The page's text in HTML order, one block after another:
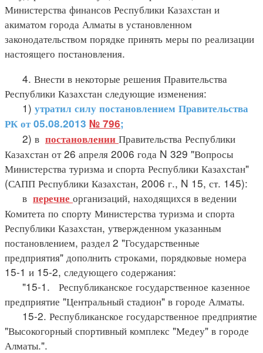
Министерства финансов Республики Казахстан и
акиматом города Алматы в установленном
законодательством порядке принять меры по реализации
настоящего постановления.
4. Внести в некоторые решения Правительства
Республики Казахстан следующие изменения:
1) утратил силу постановлением Правительства
РК от 05.08.2013 № 796;
2) в постановлении Правительства Республики
Казахстан от 26 апреля 2006 года N 329 "Вопросы
Министерства туризма и спорта Республики Казахстан"
(САПП Республики Казахстан, 2006 г., N 15, ст. 145):
в перечне организаций, находящихся в ведении
Комитета по спорту Министерства туризма и спорта
Республики Казахстан, утвержденном указанным
постановлением, раздел 2 "Государственные
предприятия" дополнить строками, порядковые номера
15-1 и 15-2, следующего содержания:
"15-1. Республиканское государственное казенное
предприятие "Центральный стадион" в городе Алматы.
15-2. Республиканское государственное предприятие
"Высокогорный спортивный комплекс "Медеу" в городе
Алматы.".